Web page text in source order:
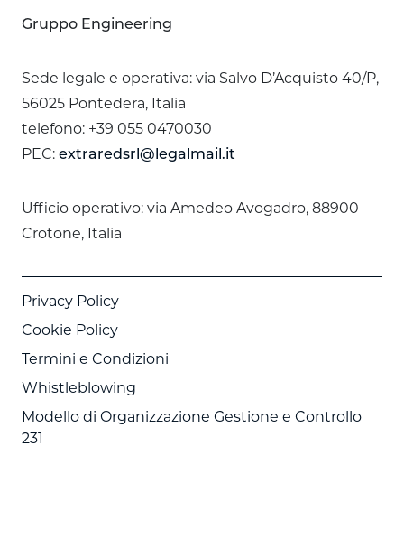
Gruppo Engineering
Sede legale e operativa: via Salvo D’Acquisto 40/P,
56025 Pontedera, Italia
telefono: +39 055 0470030
PEC: extraredsrl@legalmail.it
Ufficio operativo: via Amedeo Avogadro, 88900
Crotone, Italia
Privacy Policy
Cookie Policy
Termini e Condizioni
Whistleblowing
Modello di Organizzazione Gestione e Controllo
231